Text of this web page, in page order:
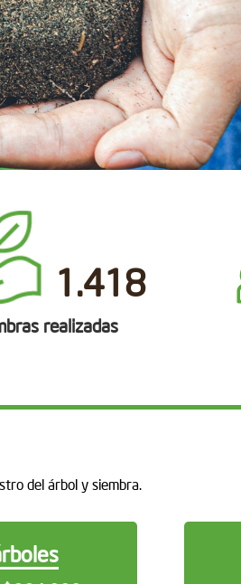
1.418
realizadas
del árbol y siembra.